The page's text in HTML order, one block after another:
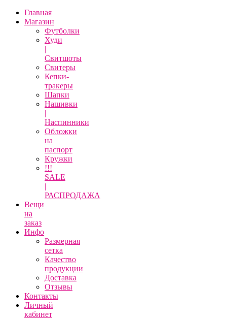
Главная
Магазин
Футболки
Худи
|
Свитшоты
Свитеры
Кепки-
тракеры
Шапки
Нашивки
|
Наспинники
Обложки
на
паспорт
Кружки
!!!
SALE
|
РАСПРОДАЖА
Вещи
на
заказ
Инфо
Размерная
сетка
Качество
продукции
Доставка
Отзывы
Контакты
Личный
кабинет